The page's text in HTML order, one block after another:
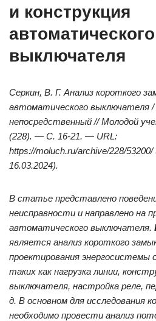
и конструкция
автоматического
выключателя
Серкин, В. Г. Анализ короткого
автоматического выключателя
непосредственный // Молодой
(228). — С. 16-21. — URL:
https://moluch.ru/archive/228/
16.03.2024).
В статье представлено
неисправности и направлено на
автоматического выключателя.
является анализ короткого
проектирования энергосистемы
таких как нагрузка линии,
выключателя, настройка реле,
д. В основном для исследования
необходимо провести анализ